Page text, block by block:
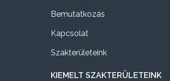
Bemutatkozás
Kapcsolat
Szakterületeink
KIEMELT SZAKTERÜLETEINK